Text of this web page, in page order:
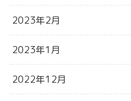
2023年2月
2023年1月
2022年12月